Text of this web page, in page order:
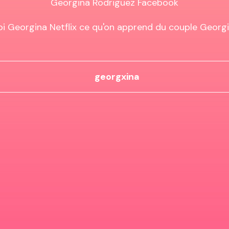
Georgina Rodriguez Facebook
Georgina Netflix ce qu'on apprend du couple
georgxina